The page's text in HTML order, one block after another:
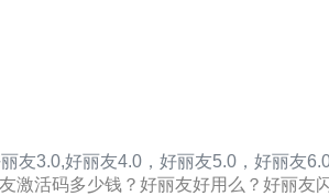
友3.0,好丽友4.0， 好丽友5.0， 好丽友6.0
激活码多少钱？好丽友好用么？好丽友